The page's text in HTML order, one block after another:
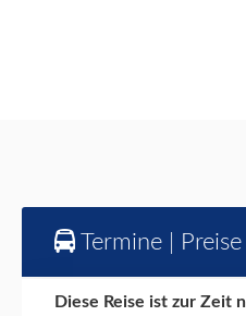
Termine |
Diese Reise ist zur Zeit